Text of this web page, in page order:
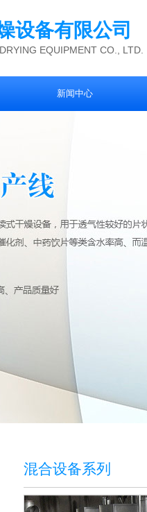
设备有限公司
EQUIPMENT CO., LTD.
新闻中心
混合设备系列